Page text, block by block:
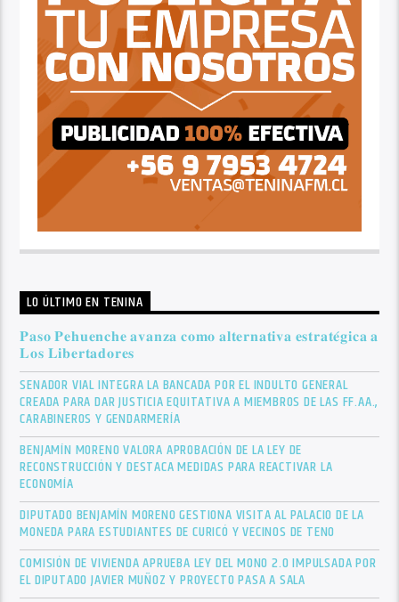
LO ÚLTIMO EN TENINA
𝐏𝐚𝐬𝐨 𝐏𝐞𝐡𝐮𝐞𝐧𝐜𝐡𝐞 𝐚𝐯𝐚𝐧𝐳𝐚 𝐜𝐨𝐦𝐨 𝐚𝐥𝐭𝐞𝐫𝐧𝐚𝐭𝐢𝐯𝐚 𝐞𝐬𝐭𝐫𝐚𝐭𝐞́𝐠𝐢𝐜𝐚 𝐚
𝐋𝐨𝐬 𝐋𝐢𝐛𝐞𝐫𝐭𝐚𝐝𝐨𝐫𝐞𝐬
SENADOR VIAL INTEGRA LA BANCADA POR EL INDULTO GENERAL
CREADA PARA DAR JUSTICIA EQUITATIVA A MIEMBROS DE LAS FF.AA.,
CARABINEROS Y GENDARMERÍA
BENJAMÍN MORENO VALORA APROBACIÓN DE LA LEY DE
RECONSTRUCCIÓN Y DESTACA MEDIDAS PARA REACTIVAR LA
ECONOMÍA
DIPUTADO BENJAMÍN MORENO GESTIONA VISITA AL PALACIO DE LA
MONEDA PARA ESTUDIANTES DE CURICÓ Y VECINOS DE TENO
COMISIÓN DE VIVIENDA APRUEBA LEY DEL MONO 2.0 IMPULSADA POR
EL DIPUTADO JAVIER MUÑOZ Y PROYECTO PASA A SALA